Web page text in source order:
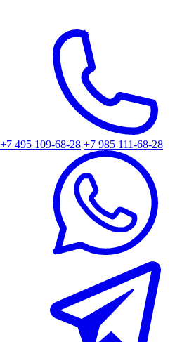
+7 495 109-68-28 +7 985 111-68-28